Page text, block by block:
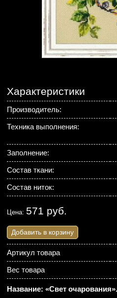
Характеристики
Производитель:
Техника выполнения:
Заполнение:
Состав ткани:
Состав ниток:
Цена: 571 руб.
Добавить в корзину
Артикул товара
Вес товара
Название: «Свет очарования».